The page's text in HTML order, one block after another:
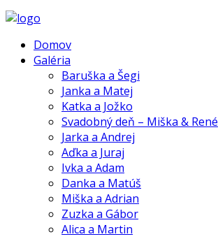
Domov
Galéria
Baruška a Šegi
Janka a Matej
Katka a Jožko
Svadobný deň – Miška & René
Jarka a Andrej
Aďka a Juraj
Ivka a Adam
Danka a Matúš
Miška a Adrian
Zuzka a Gábor
Alica a Martin